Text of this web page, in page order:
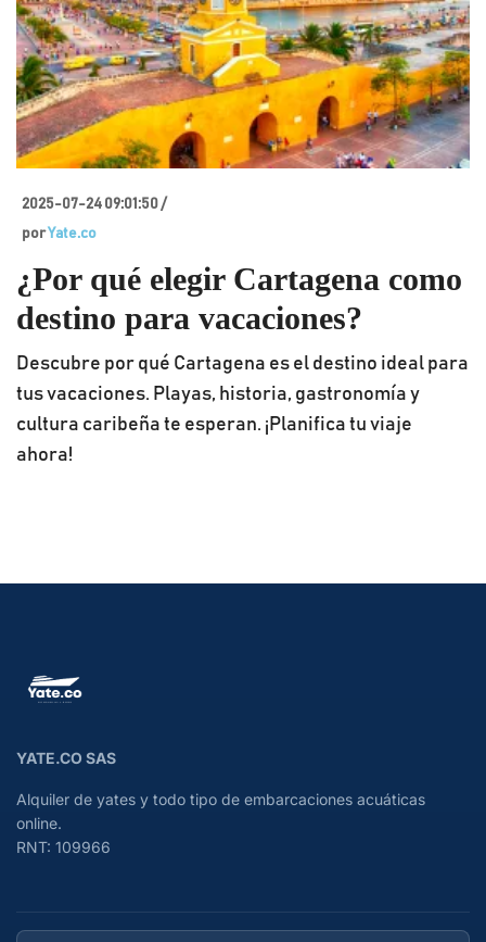
2025-07-24 09:01:50 /
porYate.co
¿Por qué elegir Cartagena como
destino para vacaciones?
Descubre por qué Cartagena es el destino ideal para
tus vacaciones. Playas, historia, gastronomía y
cultura caribeña te esperan. ¡Planifica tu viaje
ahora!
YATE.CO SAS
Alquiler de yates y todo tipo de embarcaciones acuáticas
online.
RNT: 109966